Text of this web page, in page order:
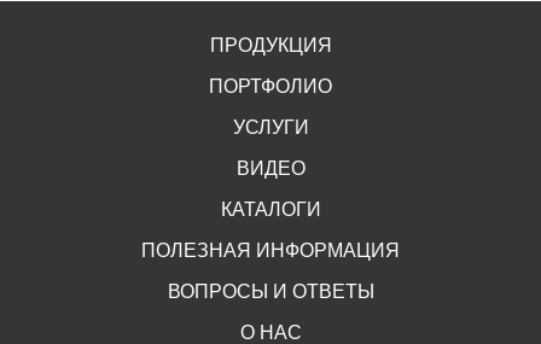
ПРОДУКЦИЯ
ПОРТФОЛИО
УСЛУГИ
ВИДЕО
КАТАЛОГИ
ПОЛЕЗНАЯ ИНФОРМАЦИЯ
ВОПРОСЫ И ОТВЕТЫ
О НАС